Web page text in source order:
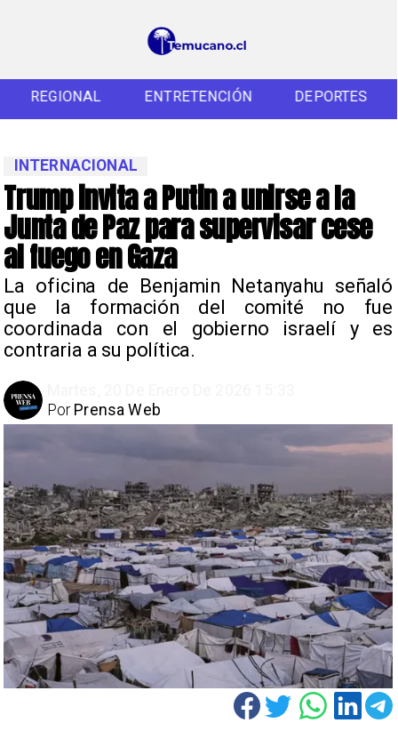
REGIONAL ENTRETENCIÓN DEPORTES
Trump invita a Putin a unirse a la
Junta de Paz para supervisar cese
al fuego en Gaza
La oficina de Benjamin Netanyahu señaló
que la formación del comité no fue
coordinada con el gobierno israelí y es
contraria a su política.
INTERNACIONAL
Prensa Web
Por